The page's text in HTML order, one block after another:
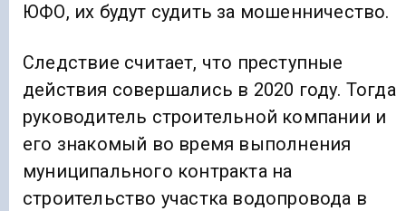
ЮФО, их будут судить за мошенничество.
Следствие считает, что преступные
действия совершались в 2020 году. Тогда
руководитель строительной компании и
его знакомый во время выполнения
муниципального контракта на
строительство участка водопровода в